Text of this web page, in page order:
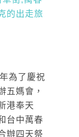
為了慶祝
五媽會，
港奉天
台中萬春
辦四天祭